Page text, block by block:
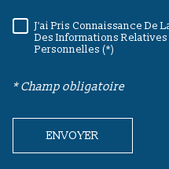
J'ai Pris Connaissance De
Des Informations
Personnelles (*)
* Champ obligatoire
ENVOYER